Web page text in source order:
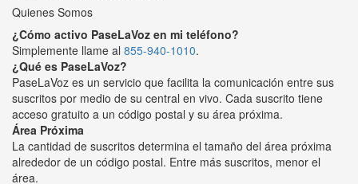
Quienes Somos
¿Cómo activo PaseLaVoz en mi teléfono?
Simplemente llame al 855-940-1010.
¿Qué es PaseLaVoz?
PaseLaVoz es un servicio que facilita la comunicación entre sus
suscritos por medio de su central en vivo. Cada suscrito tiene
acceso gratuito a un código postal y su área próxima.
Área Próxima
La cantidad de suscritos determina el tamaño del área próxima
alrededor de un código postal. Entre más suscritos, menor el
área.